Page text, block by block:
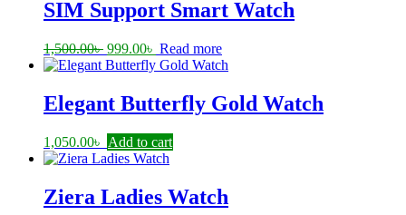
SIM Support Smart Watch
1,500.00৳ Original
price
1,500.00৳ .
999.00৳ Current
price
999.00৳ .
Read more
Elegant Butterfly Gold Watch
1,050.00৳ Add to cart
Ziera Ladies Watch